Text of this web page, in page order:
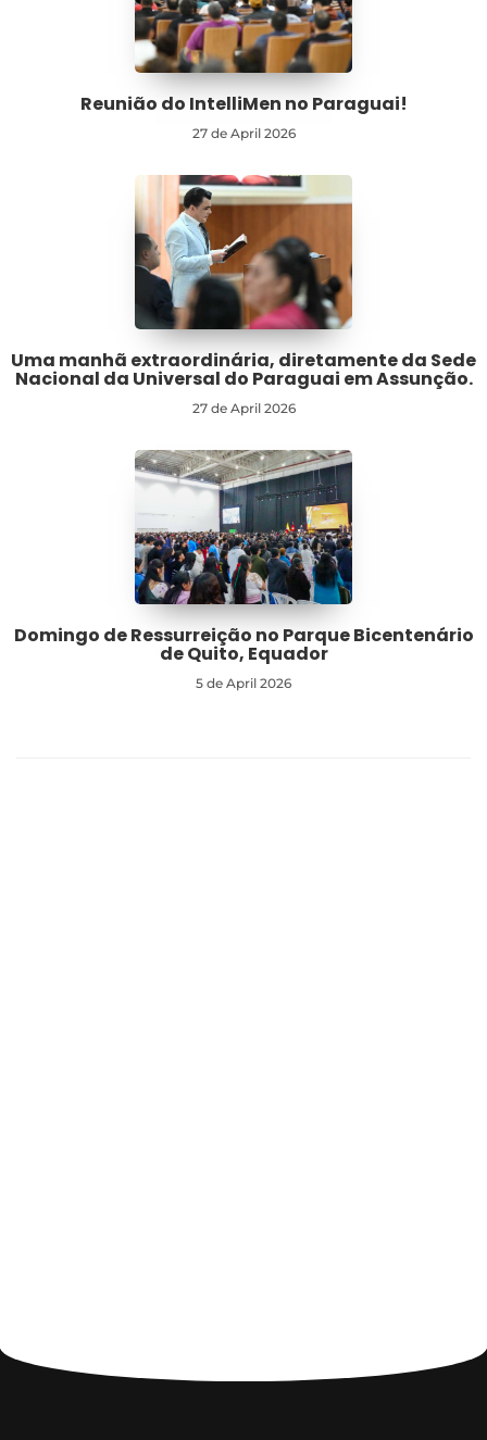
Reunião do IntelliMen no Paraguai!
27 de April 2026
Uma manhã extraordinária, diretamente da Sede
Nacional da Universal do Paraguai em Assunção.
27 de April 2026
Domingo de Ressurreição no Parque Bicentenário
de Quito, Equador
5 de April 2026